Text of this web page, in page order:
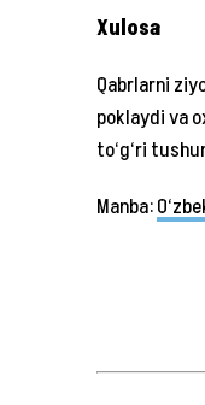
Xulosa
Qabrlarni
poklaydi va
to‘g‘ri
Manba: